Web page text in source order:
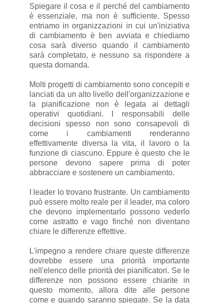
Spiegare il cosa e il perché del cambiamento
è essenziale, ma non è sufficiente. Spesso
entriamo in organizzazioni in cui un'iniziativa
di cambiamento è ben avviata e chiediamo
cosa sarà diverso quando il cambiamento
sarà completato, e nessuno sa rispondere a
questa domanda.
Molti progetti di cambiamento sono concepiti e
lanciati da un alto livello dell'organizzazione e
la pianificazione non è legata ai dettagli
operativi quotidiani. I responsabili delle
decisioni spesso non sono consapevoli di
come i cambiamenti renderanno
effettivamente diversa la vita, il lavoro o la
funzione di ciascuno. Eppure è questo che le
persone devono sapere prima di poter
abbracciare e sostenere un cambiamento.
I leader lo trovano frustrante. Un cambiamento
può essere molto reale per il leader, ma coloro
che devono implementarlo possono vederlo
come astratto e vago finché non diventano
chiare le differenze effettive.
L'impegno a rendere chiare queste differenze
dovrebbe essere una priorità importante
nell'elenco delle priorità dei pianificatori. Se le
differenze non possono essere chiarite in
questo momento, allora dite alle persone
come e quando saranno spiegate. Se la data